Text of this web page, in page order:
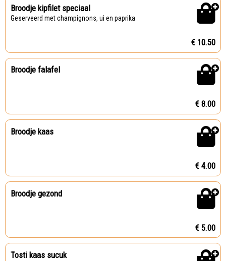
Broodje kipfilet speciaal
Geserveerd met champignons, ui en paprika
€ 10.50
Broodje falafel
€ 8.00
Broodje kaas
€ 4.00
Broodje gezond
€ 5.00
Tosti kaas sucuk